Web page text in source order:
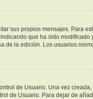
sus propios mensajes. Para
que ha sido
de la edición. Los usuarios
de Usuario. Una vez
de Usuario. Para dejar de